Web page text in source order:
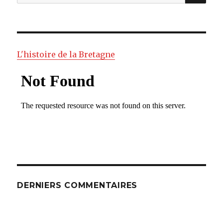
pour
L'histoire de la Bretagne
DERNIERS COMMENTAIRES